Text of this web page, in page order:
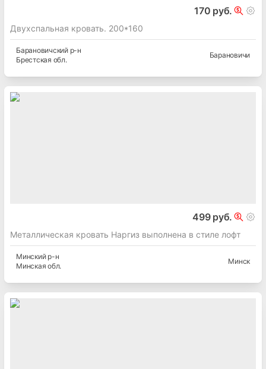
170 руб.
Двухспальная кровать. 200*160
Барановичскийр-н
Брестская обл.
Барановичи
499 руб.
Металлическая кровать Наргиз выполнена в стиле лофт
Минскийр-н
Минская обл.
Минск